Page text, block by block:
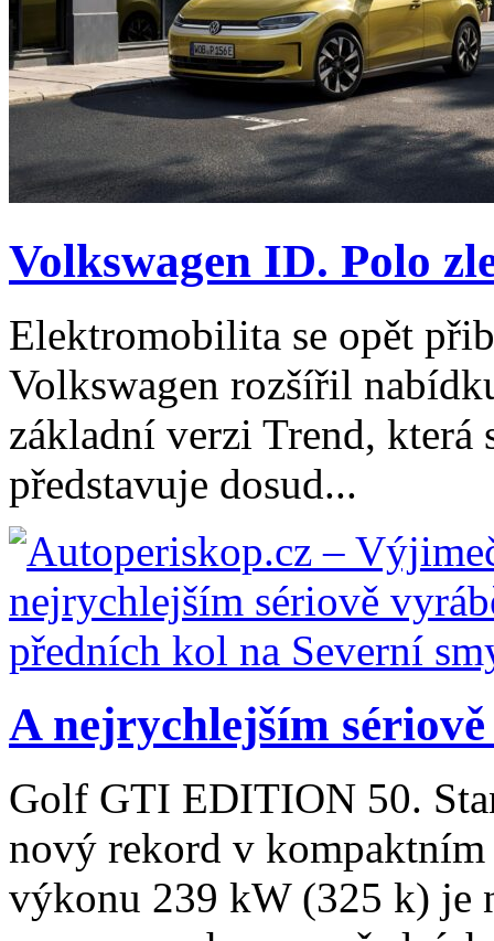
Volkswagen ID. Polo
Elektromobilita se opět
Volkswagen rozšířil
základní verzi Trend, která
představuje dosud...
A nejrychlejším
Golf GTI EDITION 50.
nový rekord v
výkonu 239 kW (325 k) je